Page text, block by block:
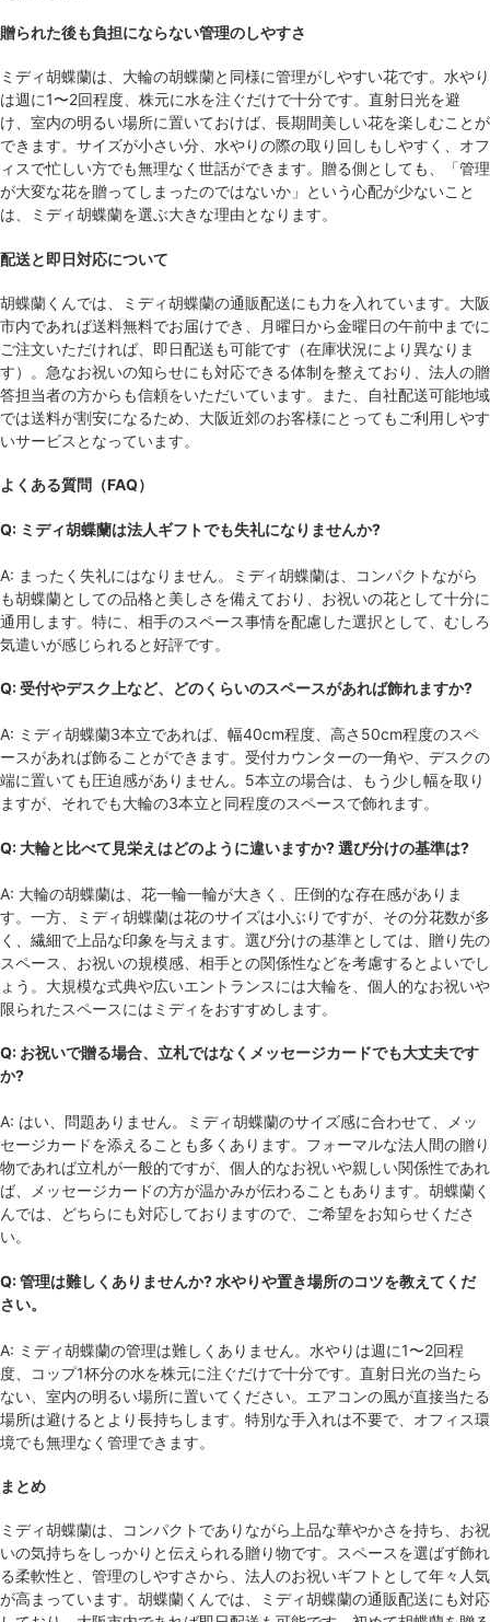
贈られた後も負担にならない管理のしやすさ
ミディ胡蝶蘭は、大輪の胡蝶蘭と同様に管理がしやすい花です。水やり
は週に1〜2回程度、株元に水を注ぐだけで十分です。直射日光を避
け、室内の明るい場所に置いておけば、長期間美しい花を楽しむことが
できます。サイズが小さい分、水やりの際の取り回しもしやすく、オフ
ィスで忙しい方でも無理なく世話ができます。贈る側としても、「管理
が大変な花を贈ってしまったのではないか」という心配が少ないこと
は、ミディ胡蝶蘭を選ぶ大きな理由となります。
配送と即日対応について
胡蝶蘭くんでは、ミディ胡蝶蘭の通販配送にも力を入れています。大阪
市内であれば送料無料でお届けでき、月曜日から金曜日の午前中までに
ご注文いただければ、即日配送も可能です（在庫状況により異なりま
す）。急なお祝いの知らせにも対応できる体制を整えており、法人の贈
答担当者の方からも信頼をいただいています。また、自社配送可能地域
では送料が割安になるため、大阪近郊のお客様にとってもご利用しやす
いサービスとなっています。
よくある質問（FAQ）
Q: ミディ胡蝶蘭は法人ギフトでも失礼になりませんか?
A: まったく失礼にはなりません。ミディ胡蝶蘭は、コンパクトながら
も胡蝶蘭としての品格と美しさを備えており、お祝いの花として十分に
通用します。特に、相手のスペース事情を配慮した選択として、むしろ
気遣いが感じられると好評です。
Q: 受付やデスク上など、どのくらいのスペースがあれば飾れますか?
A: ミディ胡蝶蘭3本立であれば、幅40cm程度、高さ50cm程度のスペ
ースがあれば飾ることができます。受付カウンターの一角や、デスクの
端に置いても圧迫感がありません。5本立の場合は、もう少し幅を取り
ますが、それでも大輪の3本立と同程度のスペースで飾れます。
Q: 大輪と比べて見栄えはどのように違いますか? 選び分けの基準は?
A: 大輪の胡蝶蘭は、花一輪一輪が大きく、圧倒的な存在感がありま
す。一方、ミディ胡蝶蘭は花のサイズは小ぶりですが、その分花数が多
く、繊細で上品な印象を与えます。選び分けの基準としては、贈り先の
スペース、お祝いの規模感、相手との関係性などを考慮するとよいでし
ょう。大規模な式典や広いエントランスには大輪を、個人的なお祝いや
限られたスペースにはミディをおすすめします。
Q: お祝いで贈る場合、立札ではなくメッセージカードでも大丈夫です
か?
A: はい、問題ありません。ミディ胡蝶蘭のサイズ感に合わせて、メッ
セージカードを添えることも多くあります。フォーマルな法人間の贈り
物であれば立札が一般的ですが、個人的なお祝いや親しい関係性であれ
ば、メッセージカードの方が温かみが伝わることもあります。胡蝶蘭く
んでは、どちらにも対応しておりますので、ご希望をお知らせくださ
い。
Q: 管理は難しくありませんか? 水やりや置き場所のコツを教えてくだ
さい。
A: ミディ胡蝶蘭の管理は難しくありません。水やりは週に1〜2回程
度、コップ1杯分の水を株元に注ぐだけで十分です。直射日光の当たら
ない、室内の明るい場所に置いてください。エアコンの風が直接当たる
場所は避けるとより長持ちします。特別な手入れは不要で、オフィス環
境でも無理なく管理できます。
まとめ
ミディ胡蝶蘭は、コンパクトでありながら上品な華やかさを持ち、お祝
いの気持ちをしっかりと伝えられる贈り物です。スペースを選ばず飾れ
る柔軟性と、管理のしやすさから、法人のお祝いギフトとして年々人気
が高まっています。胡蝶蘭くんでは、ミディ胡蝶蘭の通販配送にも対応